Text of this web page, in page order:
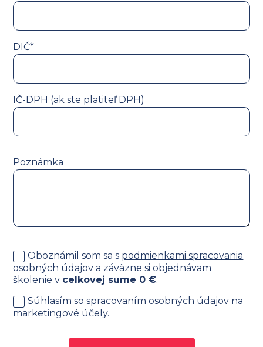
DIČ*
IČ-DPH (ak ste platiteľ DPH)
Poznámka
Oboznámil som sa s podmienkami spracovania
osobných údajov a záväzne si objednávam
školenie v celkovej sume 0 €.
Súhlasím so spracovaním osobných údajov na
marketingové účely.